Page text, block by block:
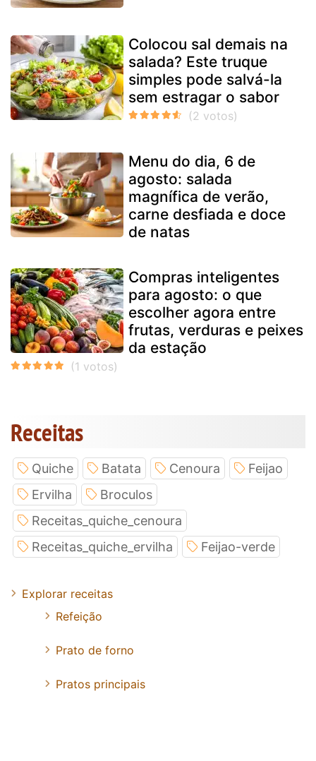
Colocou sal demais na
salada? Este truque
simples pode salvá-la
sem estragar o sabor
Menu do dia, 6 de
agosto: salada
magnífica de verão,
carne desfiada e doce
de natas
Compras inteligentes
para agosto: o que
escolher agora entre
frutas, verduras e peixes
da estação
Receitas
Quiche Batata Cenoura
Feijao
Ervilha
Broculos
Receitas_quiche_cenoura
Receitas_quiche_ervilha
Feijao-verde
Explorar receitas
Refeição
Prato de forno
Pratos principais